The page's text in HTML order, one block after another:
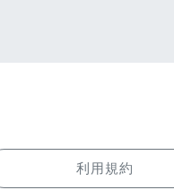
利用規約